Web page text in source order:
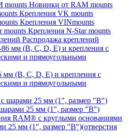
Новинки от RAM mounts
Крепления VK mounts
Крепления VINmounts
Крепления N-Star mounts
Распродажа креплений
(B, C, D, E) и крепления с
и прямоугольными
25 мм (1", размер "B")
RAM® с круглыми основаниями
25 мм (1", размер "B")(отверстия